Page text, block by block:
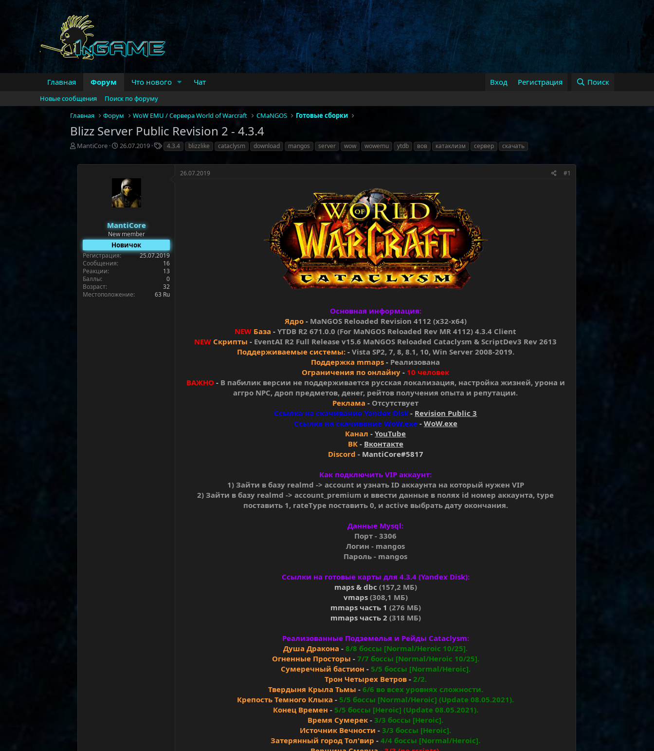
Главная Форум Что нового Чат Вход Регистрация Поиск
Новые сообщения
Поиск по форуму
Главная
Форум WoW EMU / Сервера World of Warcraft CMaNGOS Готовые сборки
Blizz Server Public Revision 2 - 4.3.4
А
т
MantiCore
Д
т
н
а
ч
а
а
26.07.2019
Т
е
г
4.3.4 blizzlike cataclysm download mangos server wow wowemu ytdb вов катаклизм сервер скачать
MantiCore
New member
Новичок
Регистрация
25.07.2019
Сообщения
16
Реакции
13
Баллы
0
Возраст
32
Местоположение
63 Ru
26.07.2019 #1
Основная информация:
Ядро- MaNGOS Reloaded Revision 4112 (x32-x64)
NEW База -YTDB R2 671.0.0 (For MaNGOS Reloaded Rev MR 4112) 4.3.4 Client
NEW Скрипты - EventAI R2 Full Release v15.6 MaNGOS Reloaded Cataclysm & ScriptDev3 Rev 2613
Поддерживаемые системы:- Vista SP2, 7, 8, 8.1, 10, Win Server 2008-2019.
Поддержка mmaps - Реализована
Ограничения по онлайну - 10 человек
ВАЖНО - В пабилик версии не поддерживается русская локализация, настройка жизней, урона и
аггро NPC, дроп предметов, денег, рейтов получения опыта и репутации.
Реклама - Отсутствует
Ссылка на скачивание Yandex Disk - Revision Public 3
Ссылка на скачивание WoW.exe- WoW.exe
Канал -YouTube
ВК- Вконтакте
Discord - MantiCore#5817
Как подключить VIP аккаунт:
1) Зайти в базу realmd -> account и узнать ID аккаунта на который нужен VIP
2) Зайти в базу realmd -> account_premium и ввести данные в полях id номер аккаунта, type
поставить 1, rateType поставить 0, и active выбрать дату окончания.
Данные Mysql:
Порт - 3306
Логин - mangos
Пароль - mangos
Ссылки на готовые карты для 4.3.4 (Yandex Disk):
maps & dbc (157,2 МБ)
vmaps (308,1 МБ)
mmaps часть 1 (276 МБ)
mmaps часть 2 (318 МБ)
Реализованные Подземелья и Рейды Cataclysm:
Душа Дракона -8/8 боссы [Normal/Heroic 10/25].
Огненные Просторы - 7/7 боссы [Normal/Heroic 10/25].
Сумеречный бастион - 5/5 боссы [Normal/Heroic].
Трон Четырех Ветров- 2/2.
Твердыня Крыла Тьмы - 6/6 во всех уровнях сложности.
Крепость Темного Клыка -5/5 боссы [Normal/Heroic] (Update 08.05.2021).
Конец Времен - 5/5 боссы [Heroic] (Update 08.05.2021).
Время Сумерек -3/3 боссы [Heroic].
Источник Вечности -3/3 боссы [Heroic].
Затерянный город Тол'вир -4/4 боссы [Normal/Heroic].